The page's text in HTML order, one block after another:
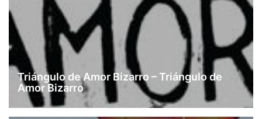
Triángulo de Amor Bizarro – Triángulo de
Amor Bizarro